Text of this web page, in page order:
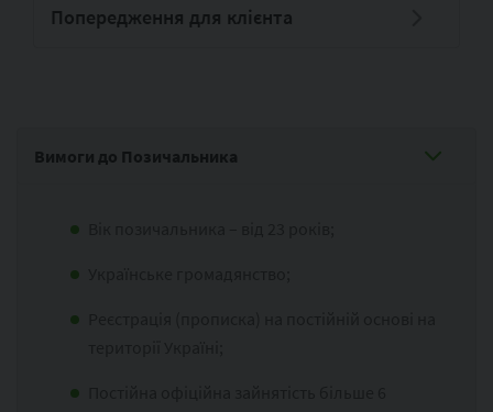
Попередження для клієнта
Вимоги до Позичальника